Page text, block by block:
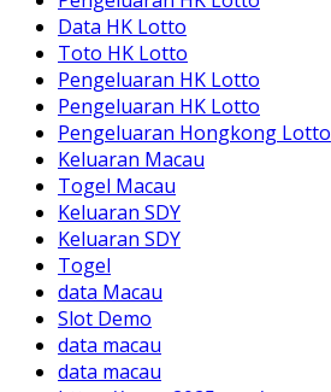
Data HK Lotto
Toto HK Lotto
Pengeluaran HK Lotto
Pengeluaran HK Lotto
Pengeluaran Hongkong Lotto
Keluaran Macau
Togel Macau
Keluaran SDY
Keluaran SDY
Togel
data Macau
Slot Demo
data macau
data macau